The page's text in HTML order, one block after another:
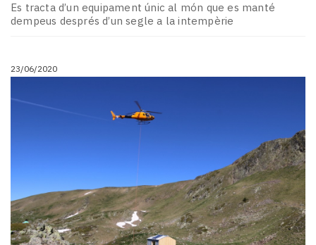
Es tracta d’un equipament únic al món que es manté
dempeus després d’un segle a la intempèrie
23/06/2020